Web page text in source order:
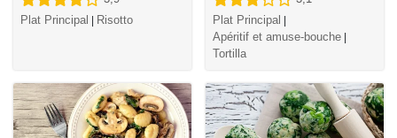
Plat Principal
Risotto
Plat Principal
Apéritif et amuse-bouche
Tortilla